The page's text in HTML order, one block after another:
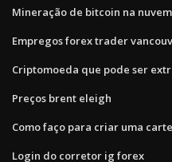
Mineração de bitcoin na
Empregos forex trader
Criptomoeda que pode ser
Preços brent eleigh
Como faço para criar uma
Login do corretor ig forex